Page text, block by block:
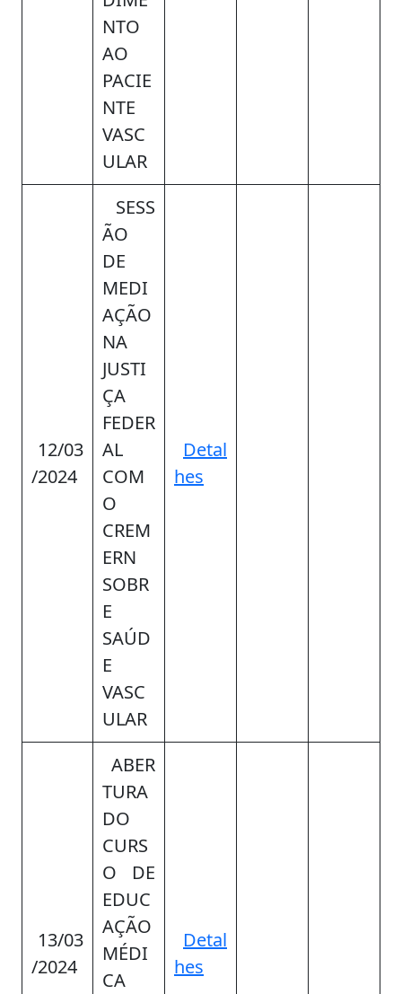
NTO
AO
PACIE
NTE
VASC
ULAR
12/03
/2024
SESS
ÃO
DE
MEDI
AÇÃO
NA
JUSTI
ÇA
FEDER
AL
COM
O
CREM
ERN
SOBR
E
SAÚD
E
VASC
ULAR
Detal
hes
13/03
/2024
ABER
TURA
DO
CURS
O DE
EDUC
AÇÃO
MÉDI
CA
Detal
hes